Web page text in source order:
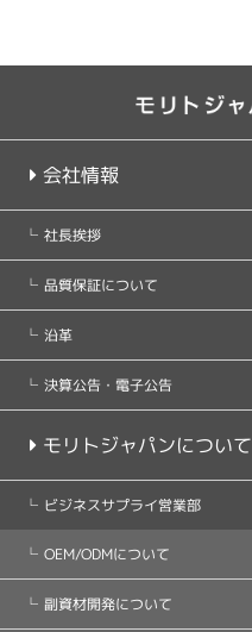
会社情報
社長挨拶
品質保証について
沿革
決算公告・電子公告
モリトジャパンについて
ビジネスサプライ営業部
OEM/ODMについて
副資材開発について